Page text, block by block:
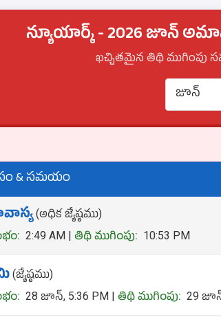
న్యూయార్క్ - 2026 జూన్
ఖచ్చితమైన తిథి ముగింపు
& సమయం
(అధిక జ్యేష్ఠము)
2:49 AM | తిథి ముగింపు: 10:53 PM
(జ్యేష్ఠము)
28 జూన్, 5:36 PM | తిథి ముగింపు: 29